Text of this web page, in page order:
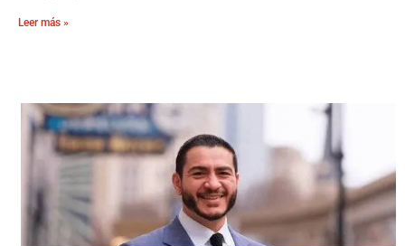
Leer más »